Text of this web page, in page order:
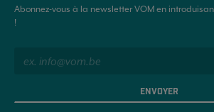
Abonnez-vous à la newsletter VOM en
!
ENVOYER